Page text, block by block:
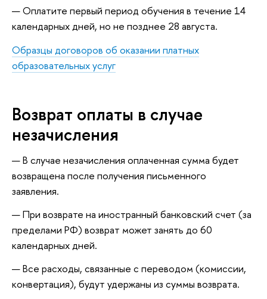
Оплатите первый период обучения в течение 14
календарных дней, но не позднее 28 августа.
Образцы договоров об оказании платных
образовательных услуг
Возврат оплаты в случае
незачисления
В случае незачисления оплаченная сумма будет
возвращена после получения письменного
заявления.
При возврате на иностранный банковский счет (за
пределами РФ) возврат может занять до 60
календарных дней.
Все расходы, связанные с переводом (комиссии,
конвертация), будут удержаны из суммы возврата.